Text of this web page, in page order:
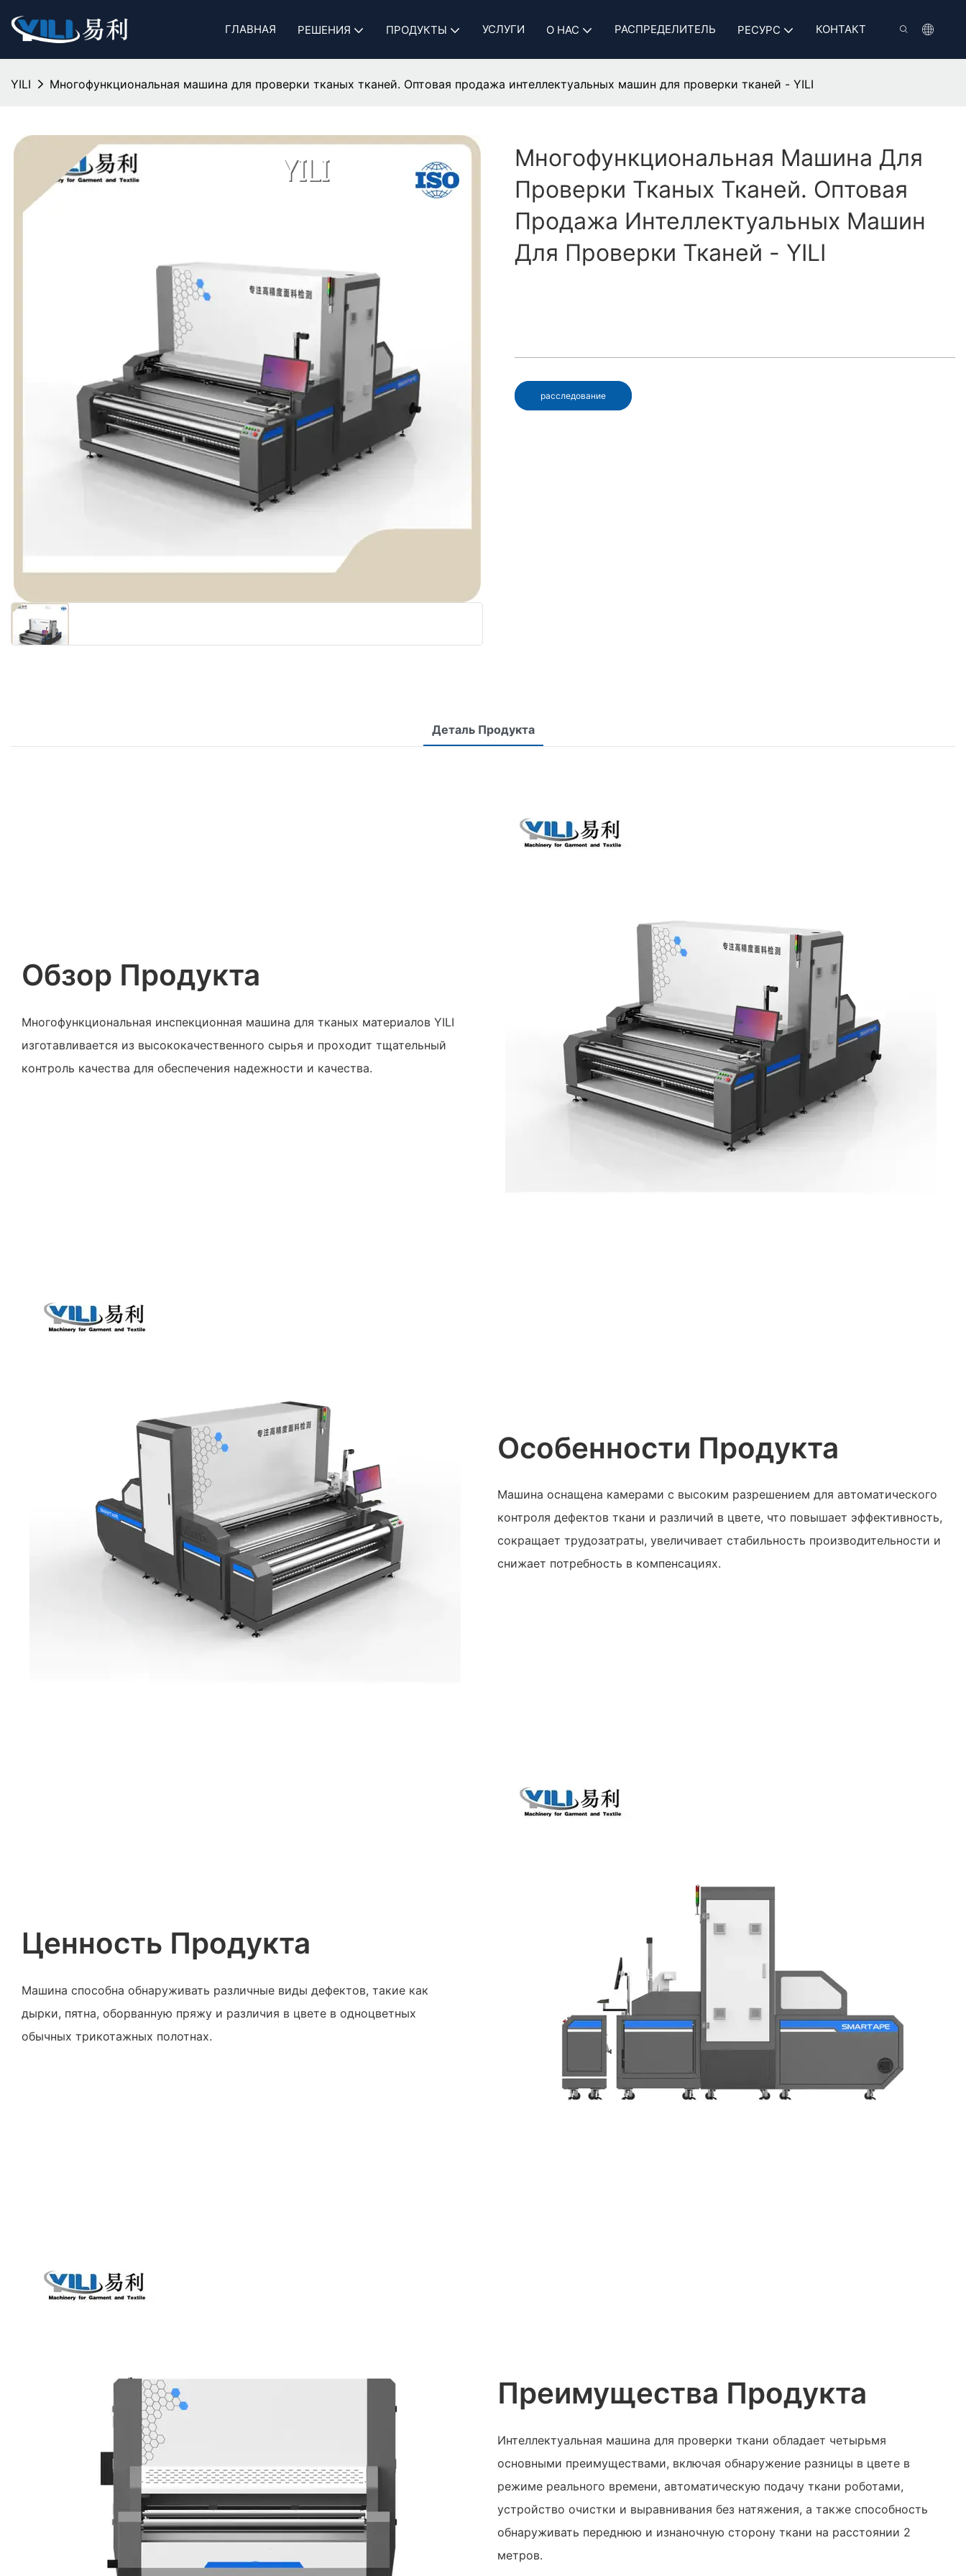
ГЛАВНАЯ РЕШЕНИЯ ПРОДУКТЫ УСЛУГИ О НАС РАСПРЕДЕЛИТЕЛЬ РЕСУРС КОНТАКТ
YILI Многофункциональная машина для проверки тканых тканей. Оптовая продажа интеллектуальных машин для проверки тканей - YILI
Многофункциональная Машина Для
Проверки Тканых Тканей. Оптовая
Продажа Интеллектуальных Машин
Для Проверки Тканей - YILI
расследование
Деталь Продукта
Обзор Продукта
Многофункциональная инспекционная машина для тканых материалов YILI
изготавливается из высококачественного сырья и проходит тщательный
контроль качества для обеспечения надежности и качества.
Особенности Продукта
Машина оснащена камерами с высоким разрешением для автоматического
контроля дефектов ткани и различий в цвете, что повышает эффективность,
сокращает трудозатраты, увеличивает стабильность производительности и
снижает потребность в компенсациях.
Ценность Продукта
Машина способна обнаруживать различные виды дефектов, такие как
дырки, пятна, оборванную пряжу и различия в цвете в одноцветных
обычных трикотажных полотнах.
Преимущества Продукта
Интеллектуальная машина для проверки ткани обладает четырьмя
основными преимуществами, включая обнаружение разницы в цвете в
режиме реального времени, автоматическую подачу ткани роботами,
устройство очистки и выравнивания без натяжения, а также способность
обнаруживать переднюю и изнаночную сторону ткани на расстоянии 2
метров.